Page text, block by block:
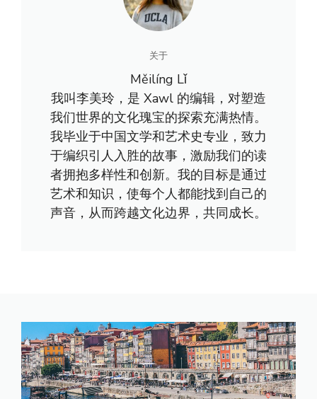
关于
Měilíng Lǐ
我叫李美玲，是 Xawl 的编辑，对塑造
我们世界的文化瑰宝的探索充满热情。
我毕业于中国文学和艺术史专业，致力
于编织引人入胜的故事，激励我们的读
者拥抱多样性和创新。我的目标是通过
艺术和知识，使每个人都能找到自己的
声音，从而跨越文化边界，共同成长。